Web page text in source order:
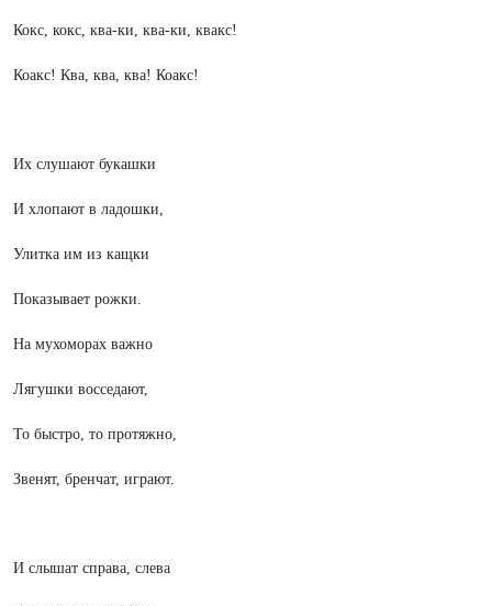
Кокс, кокс, ква-ки, ква-ки, квакс!
Коакс! Ква, ква, ква! Коакс!
Их слушают букашки
И хлопают в ладошки,
Улитка им из кащки
Показывает рожки.
На мухоморах важно
Лягушки восседают,
То быстро, то протяжно,
Звенят, бренчат, играют.
И слышат справа, слева